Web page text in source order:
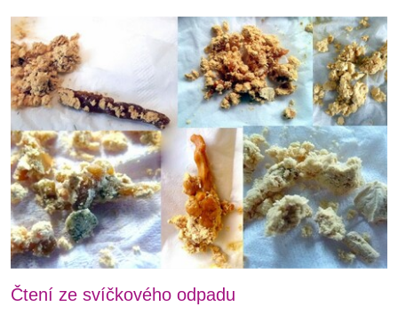
Čtení ze svíčkového odpadu